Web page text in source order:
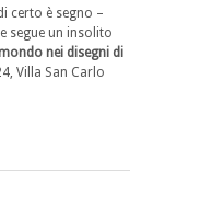
certo è segno –
segue un insolito
nei disegni di
Villa San Carlo